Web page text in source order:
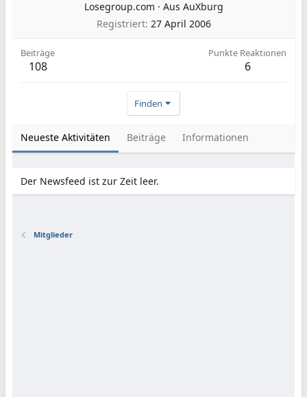
Losegroup.com · Aus AuXburg
Registriert 27 April 2006
Beiträge
108
Punkte Reaktionen
6
Finden
Neueste Aktivitäten Beiträge Informationen
Der Newsfeed ist zur Zeit leer.
Mitglieder